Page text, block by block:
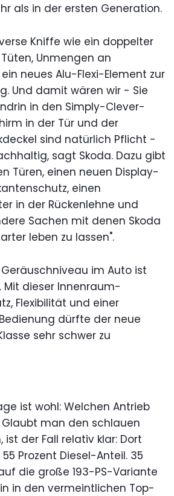
als in der ersten Generation.
Kniffe wie ein doppelter
Unmengen an
neues Alu-Flexi-Element zur
Und damit wären wir - Sie
in den Simply-Clever-
in der Tür und der
sind natürlich Pflicht -
sagt Skoda. Dazu gibt
Türen, einen neuen Display-
einen
in der Rückenlehne und
Sachen mit denen Skoda
leben zu lassen".
im Auto ist
Mit dieser Innenraum-
Flexibilität und einer
dürfte der neue
sehr schwer zu
ist wohl: Welchen Antrieb
man den schlauen
der Fall relativ klar: Dort
Prozent Diesel-Anteil. 35
die große 193-PS-Variante
in den vermeintlichen Top-